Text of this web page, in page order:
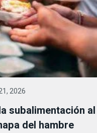
2026
subalimentación al
del hambre